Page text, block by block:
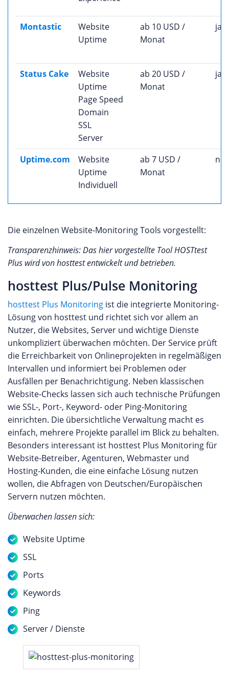
Montastic
Website
Uptime
ab 10 USD /
Monat
ja
Status Cake
Website
Uptime
Page Speed
Domain
SSL
Server
ab 20 USD /
Monat
ja
Uptime.com
Website
Uptime
Individuell
ab 7 USD /
Monat
Die einzelnen Website-Monitoring Tools vorgestellt:
Transparenzhinweis: Das hier vorgestellte Tool HOSTtest
Plus wird von hosttest entwickelt und betrieben.
hosttest Plus/Pulse Monitoring
hosttest Plus Monitoring ist die integrierte Monitoring-
Lösung von hosttest und richtet sich vor allem an
Nutzer, die Websites, Server und wichtige Dienste
unkompliziert überwachen möchten. Der Service prüft
die Erreichbarkeit von Onlineprojekten in regelmäßigen
Intervallen und informiert bei Problemen oder
Ausfällen per Benachrichtigung. Neben klassischen
Website-Checks lassen sich auch technische Prüfungen
wie SSL-, Port-, Keyword- oder Ping-Monitoring
einrichten. Die übersichtliche Verwaltung macht es
einfach, mehrere Projekte parallel im Blick zu behalten.
Besonders interessant ist hosttest Plus Monitoring für
Website-Betreiber, Agenturen, Webmaster und
Hosting-Kunden, die eine einfache Lösung nutzen
wollen, die Abfragen von Deutschen/Europäischen
Servern nutzen möchten.
Überwachen lassen sich:
Website Uptime
SSL
Ports
Keywords
Ping
Server / Dienste